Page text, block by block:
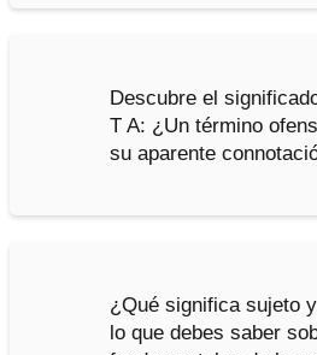
Descubre el
T A: ¿Un término
su aparente
¿Qué significa sujeto
lo que debes saber